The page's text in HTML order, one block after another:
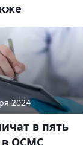
2024
в пять
в ОСМС